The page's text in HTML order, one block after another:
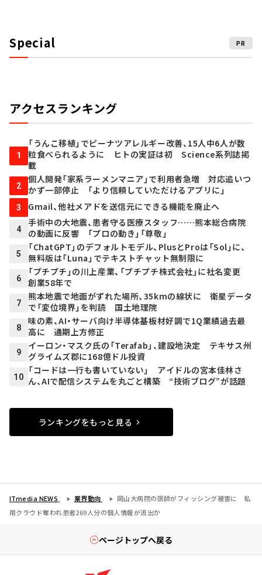
Special PR
アクセスランキング
1
「うんこ移植」でピーナツアレルギー改善、15人中6人が数
粒食べられるように ヒトの実証は初 Science系列誌掲
載
2
個人開発「家系ラーメンマニア」で利用者急増 対応追いつ
かず一部停止 「より信頼していただけるアプリに」
3 Gmail、他社メアドを送信元にできる機能を廃止へ
4
手術中の大地震、患者守る医療スタッフ……熊本総合病院
の動画に反響 「プロの動き」「尊敬」
5
「ChatGPT」のデフォルトモデル、PlusとProは「Sol」に、
無料版は「Luna」でテキストチャット無制限に
6
「プチプチ」の川上産業、「プチプチ株式会社」に社名変更
創業58年で
7
熊本地震で地面がずれた場所、35kmの線状に 衛星データ
で「変位境界」を判読 国土地理院
8
味の素、AI・サーバ向け半導体基板材好調で1Q業績過去最
高に 通期上方修正
9
イーロン・マスク氏の「Terafab」、建設地決定 テキサス州
グライムズ郡に168億ドル投資
10
「コードは一行も書いていない」 アイドルの宮本佳林さ
ん、AIで配信システムを丸ごと構築 “技術ブログ”が話題
ランキングをもっと見る
ITmedia NEWS 業界動向
岡山大病院の医師がフィッシング被害に 私
用クラウド奪われ患者269人分の個人情報が流出か
ページトップへ戻る